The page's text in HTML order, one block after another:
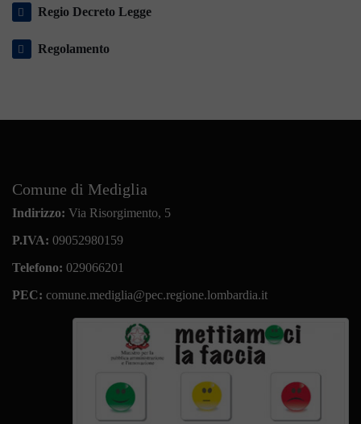
Regio Decreto Legge
Regolamento
Comune di Mediglia
Indirizzo: Via Risorgimento, 5
P.IVA: 09052980159
Telefono: 029066201
PEC: comune.mediglia@pec.regione.lombardia.it